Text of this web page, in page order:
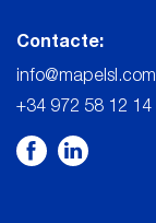
Contacte:
info@mapelsl.com
+34 972 58 12 14